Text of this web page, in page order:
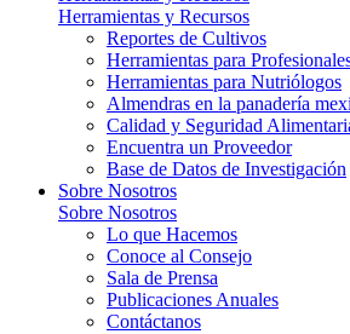
Herramientas y Recursos
Reportes de Cultivos
Herramientas para
Herramientas para Nutriólogos
Almendras en la panadería
Calidad y Seguridad
Encuentra un Proveedor
Base de Datos de Investigación
Sobre Nosotros
Sobre Nosotros
Lo que Hacemos
Conoce al Consejo
Sala de Prensa
Publicaciones Anuales
Contáctanos